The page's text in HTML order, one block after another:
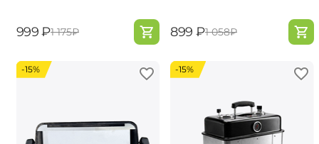
‍999‍ ₽‍1 175‍₽ ‍899‍ ₽‍1 058‍₽
-15% -15%